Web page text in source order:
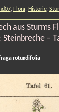
, Flora, Historie,
aus Sturms
Steinbreche –
rotundifolia